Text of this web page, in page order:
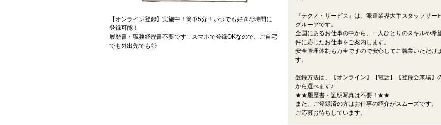
【オンライン登録】実施中！簡単5分！いつでも好きな時間に
登録可能！
履歴書・職務経歴書不要です！スマホで登録OKなので、ご自宅
でも外出先でも◎
『テクノ・サービス』は、派遣業界大手スタッフサー
グループです。
全国にあるお仕事の中から、一人ひとりのスキルや希
件に応じたお仕事をご案内します。
安全管理体制も万全ですので安心してご就業いただけま
す。
登録方法は、【オンライン】【電話】【登録会来場】
から選べます♪
★★履歴書・証明写真は不要！★★
また、ご登録済の方はお仕事の紹介がスムーズです。
ご応募お待ちしています。